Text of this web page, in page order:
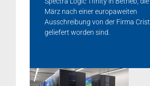
März nach einer europaweiten
Ausschreibung von der Firma
geliefert worden sind.